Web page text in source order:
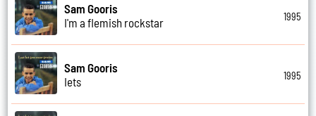
Sam Gooris
I'm a flemish rockstar
1995
Sam Gooris
Iets
1995